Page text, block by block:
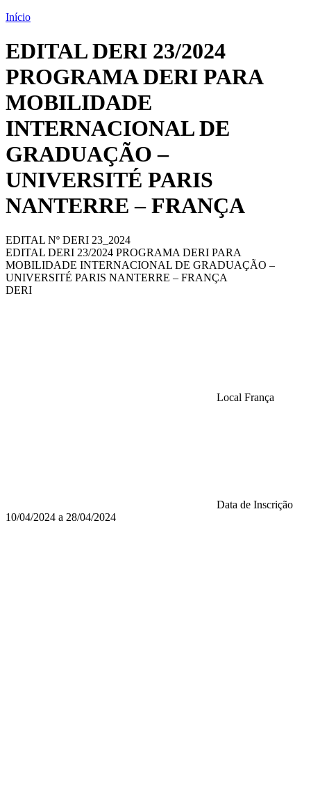
Início
EDITAL DERI 23/2024
PROGRAMA DERI PARA
MOBILIDADE
INTERNACIONAL DE
GRADUAÇÃO –
UNIVERSITÉ PARIS
NANTERRE – FRANÇA
EDITAL Nº DERI 23_2024
EDITAL DERI 23/2024 PROGRAMA DERI PARA
MOBILIDADE INTERNACIONAL DE GRADUAÇÃO –
UNIVERSITÉ PARIS NANTERRE – FRANÇA
DERI
Local França
Data de Inscrição
10/04/2024 a 28/04/2024